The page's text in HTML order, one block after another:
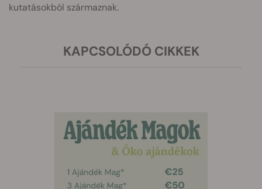
kutatásokból származnak.
KAPCSOLÓDÓ CIKKEK